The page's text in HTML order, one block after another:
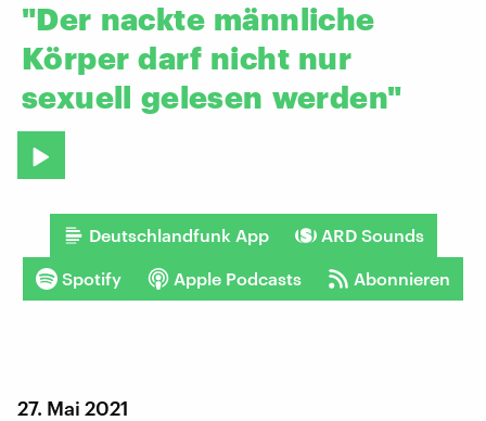
"Der nackte männliche
Körper darf nicht nur
sexuell gelesen werden"
Deutschlandfunk App ARD Sounds
Spotify Apple Podcasts Abonnieren
27. Mai 2021